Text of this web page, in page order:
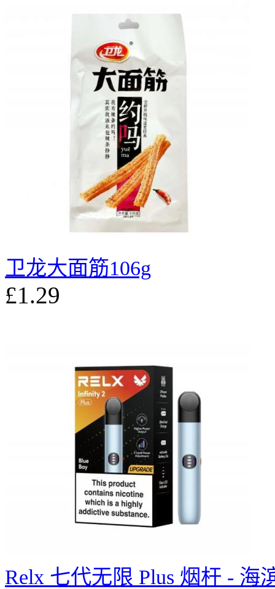
卫龙大面筋106g
£1.29
Relx 七代无限 Plus 烟杆 - 海